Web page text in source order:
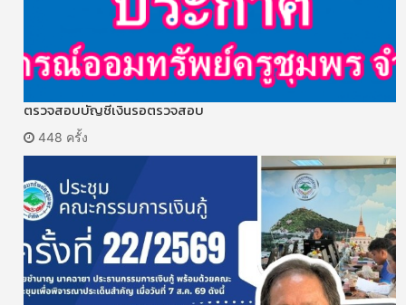
ตรวจสอบบัญชีเงินรอตรวจสอบ
448 ครั้ง